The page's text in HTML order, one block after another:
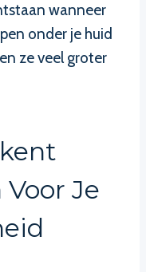
wanneer
onder je huid
ze veel groter
Je